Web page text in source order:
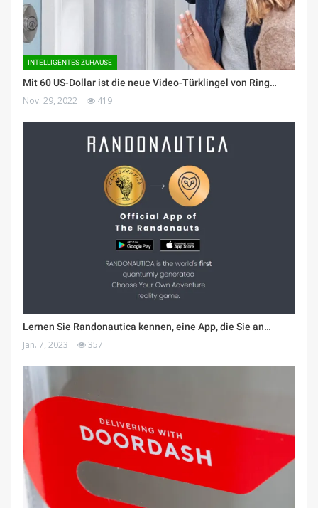
INTELLIGENTES ZUHAUSE
Mit 60 US-Dollar ist die neue Video-Türklingel von Ring…
Nov. 29, 2022 419
Lernen Sie Randonautica kennen, eine App, die Sie an…
Jan. 7, 2023 357